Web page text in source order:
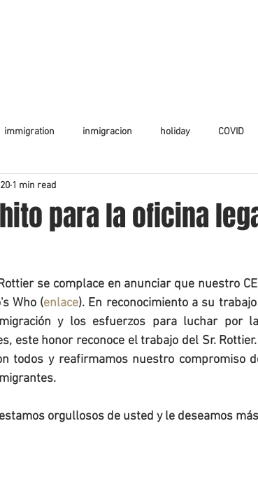
immigration inmigracion holiday COVID
para la oficina
1 min read
se complace en anunciar que nuestro
Who (enlace). En reconocimiento a su
y los esfuerzos para luchar por
este honor reconoce el trabajo del Sr.
todos y reafirmamos nuestro compromiso
orgullosos de usted y le deseamos